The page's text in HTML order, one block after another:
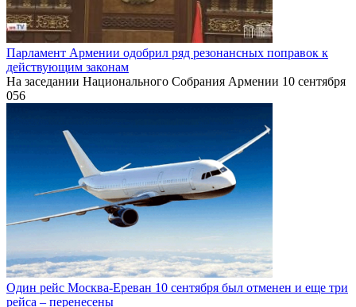
Парламент Армении одобрил ряд резонансных поправок к
действующим законам
На заседании Национального Собрания Армении 10 сентября
056
Один рейс Москва-Ереван 10 сентября был отменен и еще три
рейса – перенесены